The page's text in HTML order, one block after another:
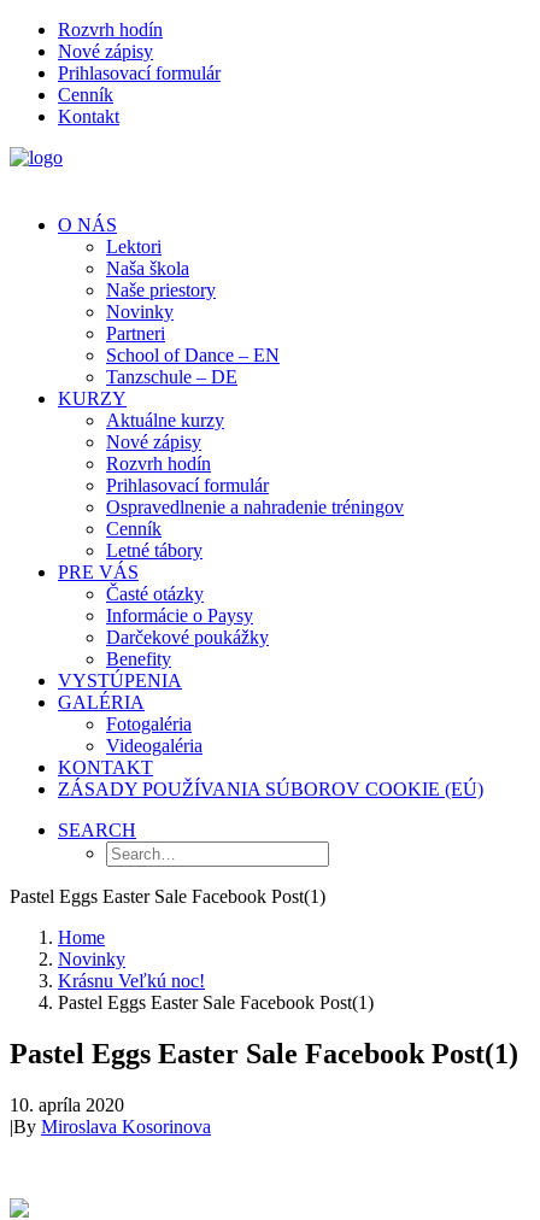
Rozvrh hodín
Nové zápisy
Prihlasovací formulár
Cenník
Kontakt
O NÁS
Lektori
Naša škola
Naše priestory
Novinky
Partneri
School of Dance – EN
Tanzschule – DE
KURZY
Aktuálne kurzy
Nové zápisy
Rozvrh hodín
Prihlasovací formulár
Ospravedlnenie a nahradenie tréningov
Cenník
Letné tábory
PRE VÁS
Časté otázky
Informácie o Paysy
Darčekové poukážky
Benefity
VYSTÚPENIA
GALÉRIA
Fotogaléria
Videogaléria
KONTAKT
ZÁSADY POUŽÍVANIA SÚBOROV COOKIE (EÚ)
SEARCH
Pastel Eggs Easter Sale Facebook Post(1)
Home
Novinky
Krásnu Veľkú noc!
Pastel Eggs Easter Sale Facebook Post(1)
Pastel Eggs Easter Sale Facebook Post(1)
10. apríla 2020
|By Miroslava Kosorinova